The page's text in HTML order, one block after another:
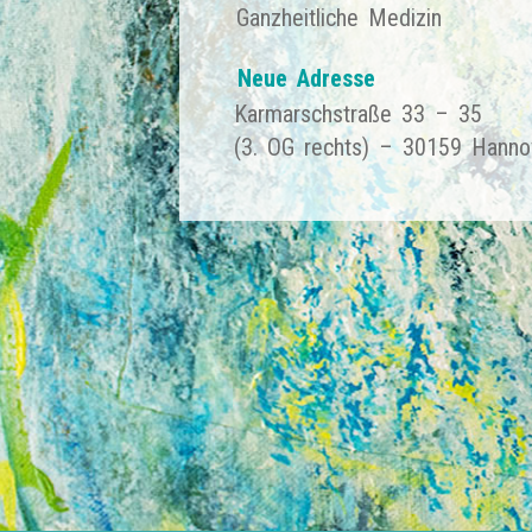
Karmarschstraße 33 – 35
(3. OG rechts) – 30159